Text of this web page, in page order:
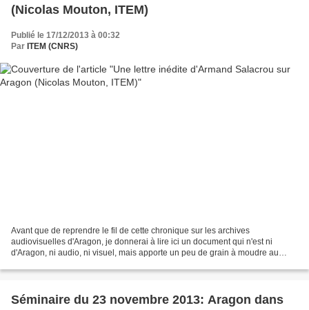
(Nicolas Mouton, ITEM)
Publié le 17/12/2013 à 00:32
Par ITEM (CNRS)
Avant que de reprendre le fil de cette chronique sur les archives
audiovisuelles d'Aragon, je donnerai à lire ici un document qui n'est ni
d'Aragon, ni audio, ni visuel, mais apporte un peu de grain à moudre au
Séminaire du 23 novembre 2013: Aragon dans